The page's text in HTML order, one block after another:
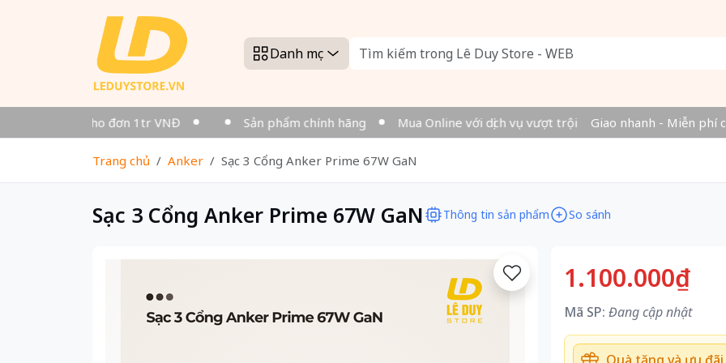
Danh mục
- Miễn phí cho đơn 1tr VNĐ Sản phẩm chính hãng Mua Online với dịch vụ vượt trội Giao nhanh - Miễn phí
Trang chủ Anker Sạc 3 Cổng Anker Prime 67W GaN
Sạc 3 Cổng Anker Prime 67W GaN Thông tin sản phẩm So sánh
1.100.000₫
Mã SP: Đang cập nhật